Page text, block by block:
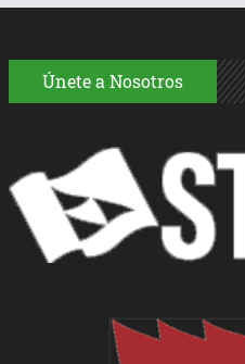
Únete a Nosotros